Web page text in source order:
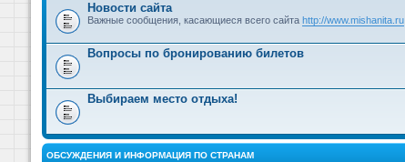
Новости сайта
Важные сообщения, касающиеся всего сайта http://www.mishanita.ru
Вопросы по бронированию билетов
Выбираем место отдыха!
ОБСУЖДЕНИЯ И ИНФОРМАЦИЯ ПО СТРАНАМ